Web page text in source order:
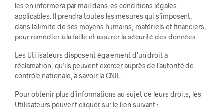
les en informera par mail dans les conditions légales
applicables. Il prendra toutes les mesures qui s’imposent,
dans la limite de ses moyens humains, matériels et financiers,
pour remédier à la faille et assurer la sécurité des données.
Les Utilisateurs disposent également d’un droit à
réclamation, qu’ils peuvent exercer auprès de l’autorité de
contrôle nationale, à savoir la CNIL.
Pour obtenir plus d’informations au sujet de leurs droits, les
Utilisateurs peuvent cliquer sur le lien suivant :